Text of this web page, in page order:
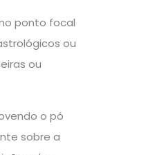
ponto focal
ou
ou
o pó
sobre a